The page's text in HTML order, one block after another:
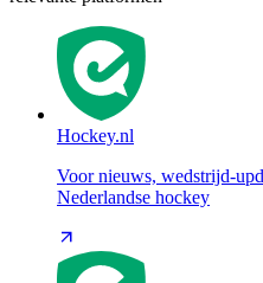
Hockey.nl
Voor nieuws, wedstrijd-
Nederlandse hockey